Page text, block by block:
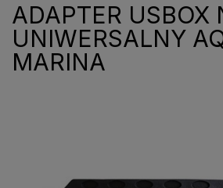
ADAPTER USBOX
UNIWERSALNY
MARINA